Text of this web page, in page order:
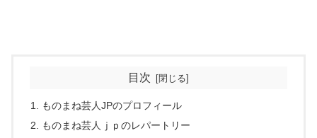
目次
ものまね芸人JPのプロフィール
ものまね芸人ｊｐのレパートリー